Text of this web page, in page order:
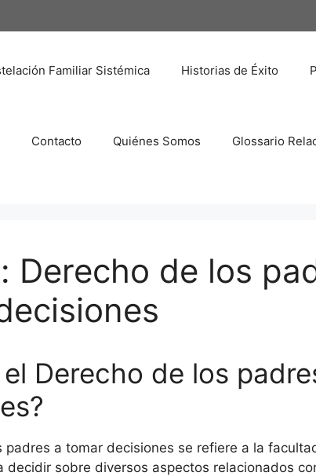
Familiar Sistémica Historias de Éxito
Contacto Quiénes Somos Glossario
Derecho de los
el Derecho de los
padres a tomar decisiones se refiere a la
decidir sobre diversos aspectos relacionados